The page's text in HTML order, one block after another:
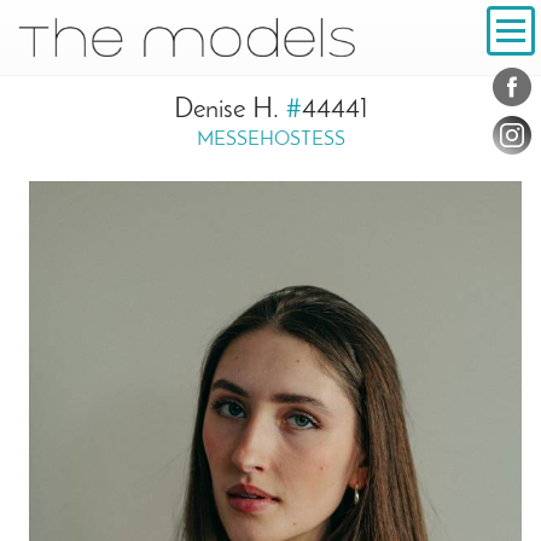
Navigation
Denise H. #44441
MESSEHOSTESS